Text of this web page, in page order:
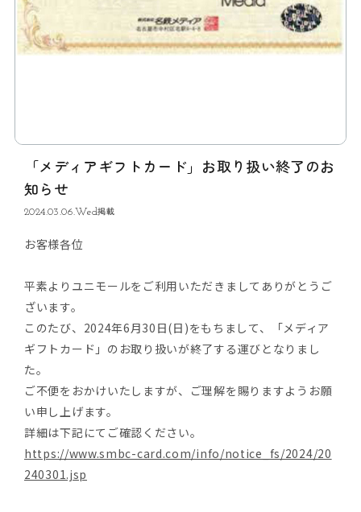
「メディアギフトカード」お取り扱い終了のお
知らせ
2024.03.06.Wed掲載
お客様各位
平素よりユニモールをご利用いただきましてありがとうご
ざいます。
このたび、2024年6月30日(日)をもちまして、「メディア
ギフトカード」のお取り扱いが終了する運びとなりまし
た。
ご不便をおかけいたしますが、ご理解を賜りますようお願
い申し上げます。
詳細は下記にてご確認ください。
https://www.smbc-card.com/info/notice_fs/2024/20
240301.jsp